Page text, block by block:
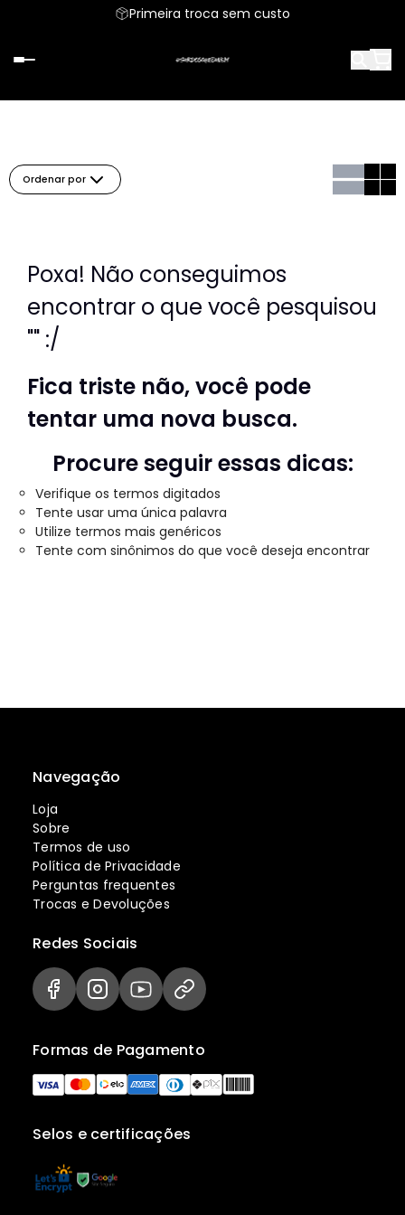
Parcele em até 6x sem juros
Primeira troca sem custo
Ordenar por
Poxa! Não conseguimos
encontrar o que você pesquisou
"" :/
Fica triste não, você pode
tentar uma nova busca.
Procure seguir essas dicas:
Verifique os termos digitados
Tente usar uma única palavra
Utilize termos mais genéricos
Tente com sinônimos do que você deseja encontrar
Navegação
Loja
Sobre
Termos de uso
Política de Privacidade
Perguntas frequentes
Trocas e Devoluções
Selos e certificações
Formas de Pagamento
Redes Sociais